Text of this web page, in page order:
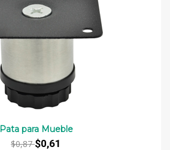
Pata para Mueble
$0,87$0,61